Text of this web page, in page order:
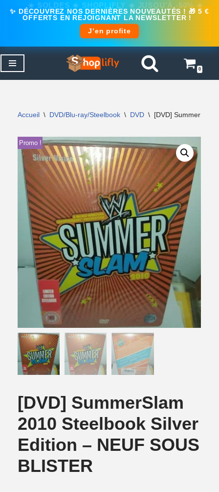
✨ DÉCOUVREZ NOS DERNIÈRES NOUVEAUTÉS ! 🎁 5 €
OFFERTS EN REJOIGNANT LA NEWSLETTER !
J’en profite
Aller
0
Accueil \ DVD/Blu-ray/Steelbook \ DVD \ [DVD] SummerSlam
Promo !
[DVD] SummerSlam
2010 Steelbook Silver
Edition – NEUF SOUS
BLISTER